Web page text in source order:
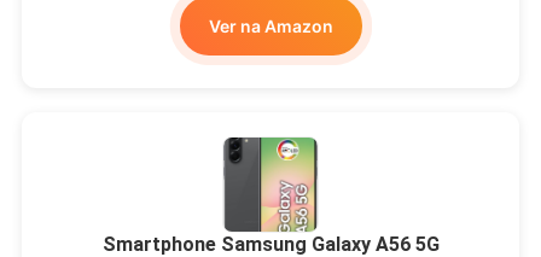
Ver na Amazon
Smartphone Samsung Galaxy A56 5G